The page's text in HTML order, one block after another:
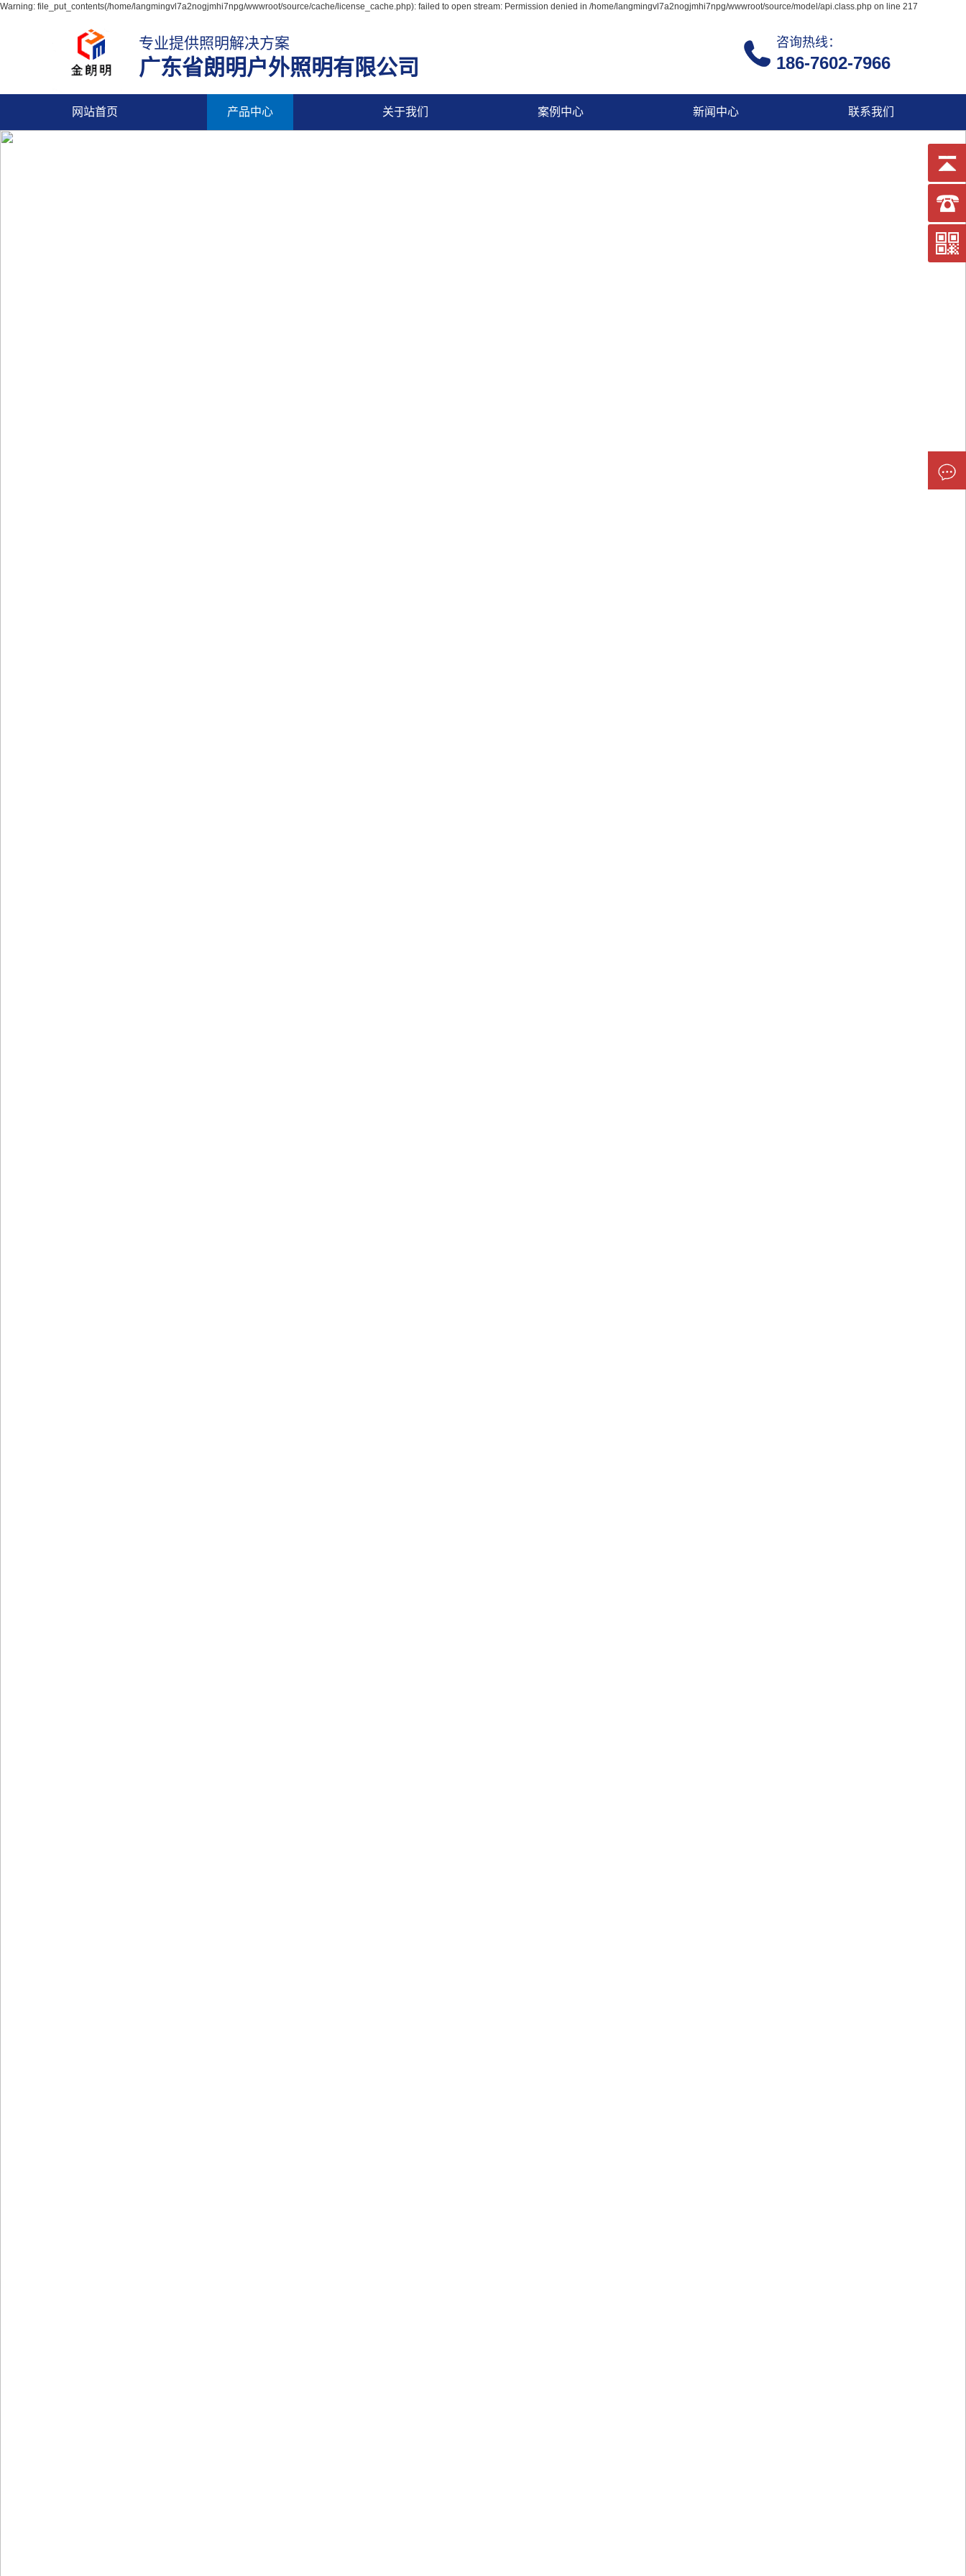
Warning: file_put_contents(/home/langmingvl7a2nogjmhi7npg/wwwroot/source/cache/license_cache.php): failed to open stream: Permission denied in /home/langmingvl7a2nogjmhi7npg/wwwroot/source/model/api.class.php on line 217
专业提供照明解决方案
广东省朗明户外照明有限公司
咨询热线：
186-7602-7966
网站首页 产品中心 关于我们 案例中心 新闻中心 联系我们